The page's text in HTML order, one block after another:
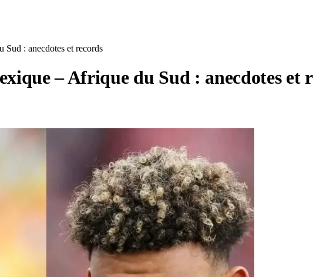
: anecdotes et records
– Afrique du Sud : anecdotes et